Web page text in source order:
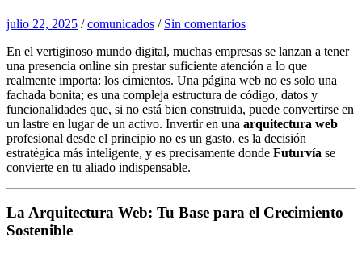
julio 22, 2025 /comunicados / Sin comentarios
En el vertiginoso mundo digital, muchas empresas se lanzan a tener
una presencia online sin prestar suficiente atención a lo que
realmente importa: los cimientos. Una página web no es solo una
fachada bonita; es una compleja estructura de código, datos y
funcionalidades que, si no está bien construida, puede convertirse en
un lastre en lugar de un activo. Invertir en una arquitectura web
profesional desde el principio no es un gasto, es la decisión
estratégica más inteligente, y es precisamente donde Futurvía se
convierte en tu aliado indispensable.
La Arquitectura Web: Tu Base para el Crecimiento
Sostenible